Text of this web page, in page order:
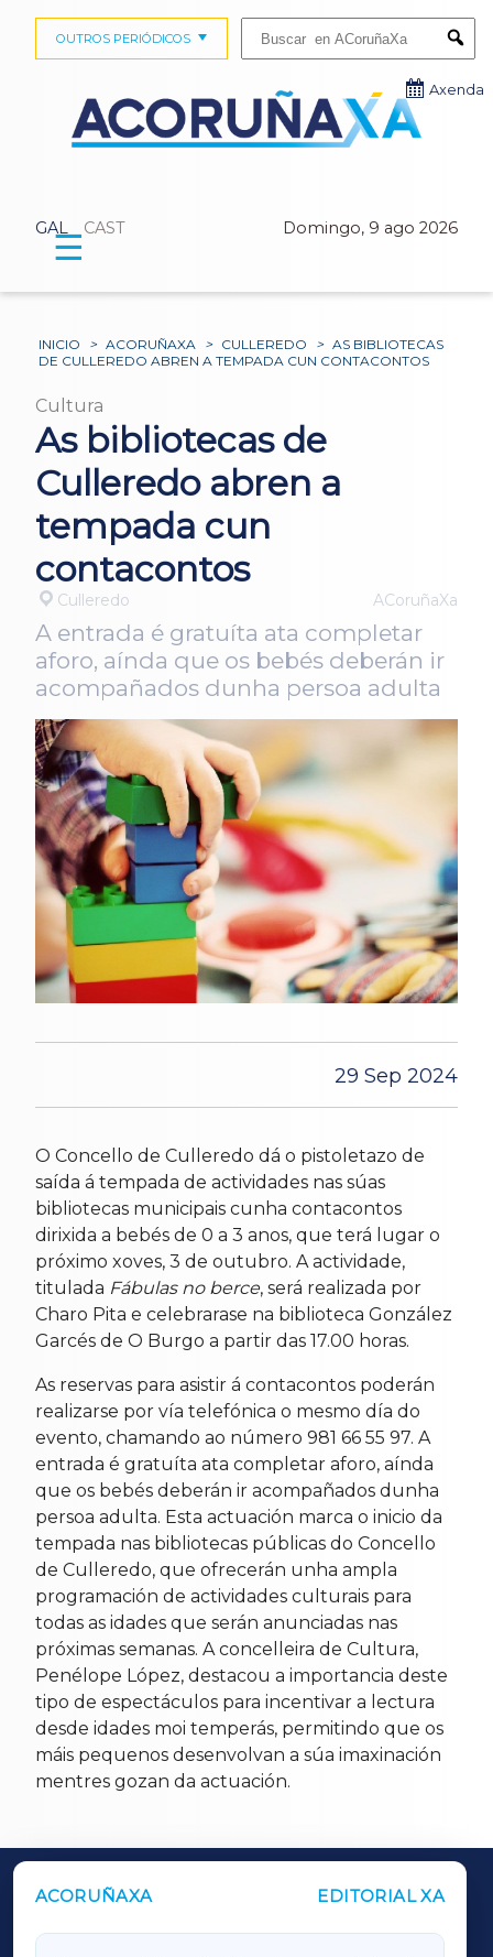
GAL CAST Domingo, 9 ago 2026
OUTROS PERIÓDICOS
Axenda
☰
INICIO > ACORUÑAXA > CULLEREDO > AS BIBLIOTECAS
DE CULLEREDO ABREN A TEMPADA CUN CONTACONTOS
Cultura
As bibliotecas de
Culleredo abren a
tempada cun
contacontos
Culleredo ACoruñaXa
A entrada é gratuíta ata completar
aforo, aínda que os bebés deberán ir
acompañados dunha persoa adulta
29 Sep 2024
O Concello de Culleredo dá o pistoletazo de
saída á tempada de actividades nas súas
bibliotecas municipais cunha contacontos
dirixida a bebés de 0 a 3 anos, que terá lugar o
próximo xoves, 3 de outubro. A actividade,
titulada Fábulas no berce, será realizada por
Charo Pita e celebrarase na biblioteca González
Garcés de O Burgo a partir das 17.00 horas.
As reservas para asistir á contacontos poderán
realizarse por vía telefónica o mesmo día do
evento, chamando ao número 981 66 55 97. A
entrada é gratuíta ata completar aforo, aínda
que os bebés deberán ir acompañados dunha
persoa adulta. Esta actuación marca o inicio da
tempada nas bibliotecas públicas do Concello
de Culleredo, que ofrecerán unha ampla
programación de actividades culturais para
todas as idades que serán anunciadas nas
próximas semanas. A concelleira de Cultura,
Penélope López, destacou a importancia deste
tipo de espectáculos para incentivar a lectura
desde idades moi temperás, permitindo que os
máis pequenos desenvolvan a súa imaxinación
mentres gozan da actuación.
ACORUÑAXA EDITORIAL XA
OUTROS PERIÓDICOS